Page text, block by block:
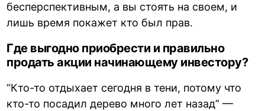
бесперспективным, а вы стоять на своем, и
лишь время покажет кто был прав.
Где выгодно приобрести и правильно
продать акции начинающему инвестору?
“Кто-то отдыхает сегодня в тени, потому что
кто-то посадил дерево много лет назад” —